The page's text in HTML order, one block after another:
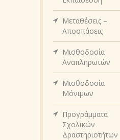
Μεταθέσεις –
Αποσπάσεις
Μισθοδοσία
Αναπληρωτών
Μισθοδοσία
Μόνιμων
Προγράμματα
Σχολικών
Δραστηριοτήτων